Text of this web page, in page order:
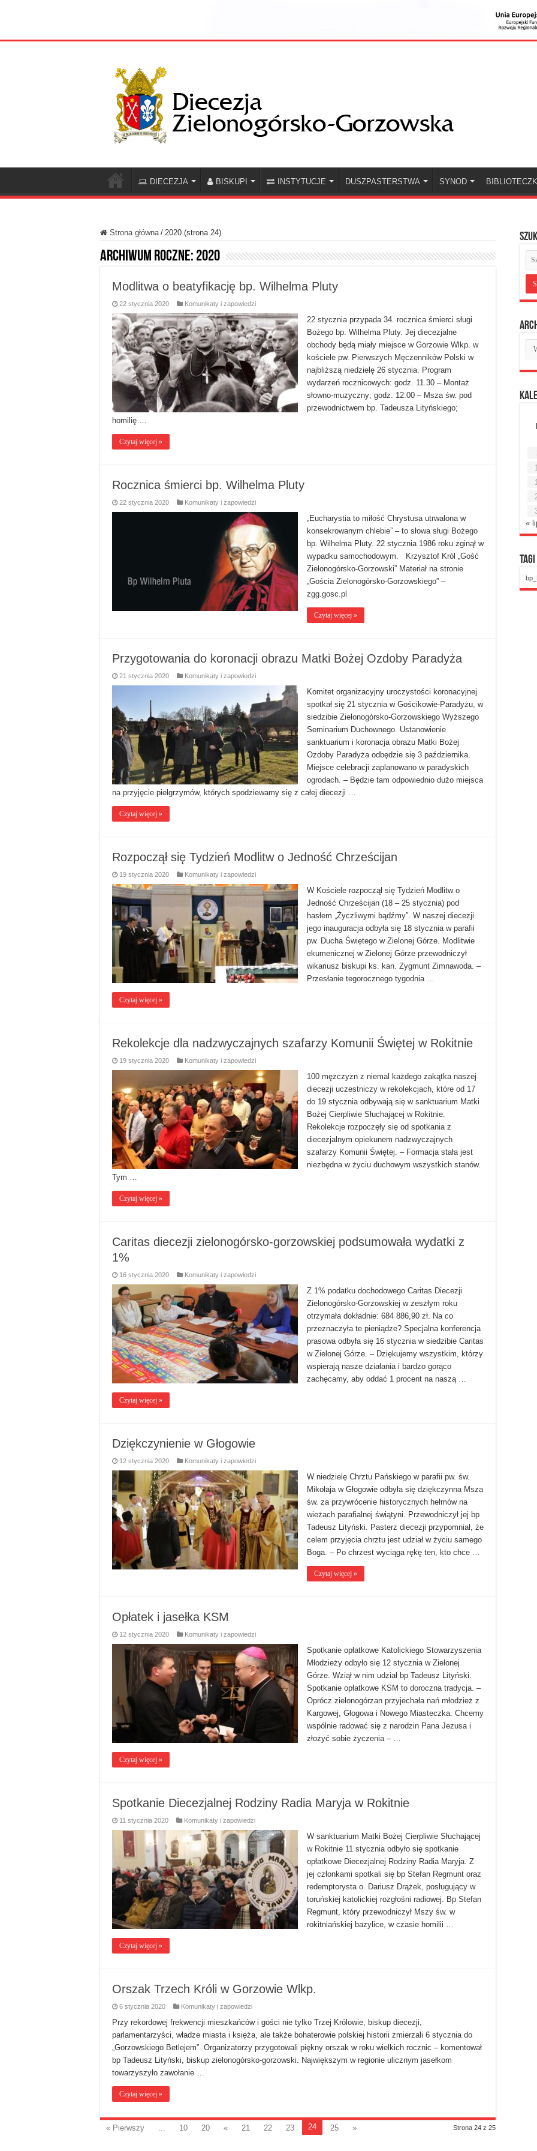
DIECEZJA BISKUPI INSTYTUCJE DUSZPASTERSTWA SYNOD
Strona główna / 2020 (strona 24)
Archiwum roczne: 2020
Modlitwa o beatyfikację bp. Wilhelma Pluty
22 stycznia 2020 Komunikaty i zapowiedzi
22 stycznia przypada 34. rocznica śmierci sługi
Bożego bp. Wilhelma Pluty. Jej diecezjalne
obchody będą miały miejsce w Gorzowie Wlkp. w
kościele pw. Pierwszych Męczenników Polski w
najbliższą niedzielę 26 stycznia. Program
wydarzeń rocznicowych: godz. 11.30 – Montaż
słowno-muzyczny; godz. 12.00 – Msza św. pod
przewodnictwem bp. Tadeusza Lityńskiego;
homilię …
Czytaj więcej »
Rocznica śmierci bp. Wilhelma Pluty
22 stycznia 2020 Komunikaty i zapowiedzi
„Eucharystia to miłość Chrystusa utrwalona w
konsekrowanym chlebie” – to słowa sługi Bożego
bp. Wilhelma Pluty. 22 stycznia 1986 roku zginął w
wypadku samochodowym. Krzysztof Król „Gość
Zielonogórsko-Gorzowski” Materiał na stronie
„Gościa Zielonogórsko-Gorzowskiego” –
zgg.gosc.pl
Czytaj więcej »
Przygotowania do koronacji obrazu Matki Bożej Ozdoby Paradyża
21 stycznia 2020 Komunikaty i zapowiedzi
Komitet organizacyjny uroczystości koronacyjnej
spotkał się 21 stycznia w Gościkowie-Paradyżu, w
siedzibie Zielonogórsko-Gorzowskiego Wyższego
Seminarium Duchownego. Ustanowienie
sanktuarium i koronacja obrazu Matki Bożej
Ozdoby Paradyża odbędzie się 3 października.
Miejsce celebracji zaplanowano w paradyskich
ogrodach. – Będzie tam odpowiednio dużo miejsca
na przyjęcie pielgrzymów, których spodziewamy się z całej diecezji …
Czytaj więcej »
Rozpoczął się Tydzień Modlitw o Jedność Chrześcijan
19 stycznia 2020 Komunikaty i zapowiedzi
W Kościele rozpoczął się Tydzień Modlitw o
Jedność Chrześcijan (18 – 25 stycznia) pod
hasłem „Życzliwymi bądźmy”. W naszej diecezji
jego inauguracja odbyła się 18 stycznia w parafii
pw. Ducha Świętego w Zielonej Górze. Modlitwie
ekumenicznej w Zielonej Górze przewodniczył
wikariusz biskupi ks. kan. Zygmunt Zimnawoda. –
Przesłanie tegorocznego tygodnia …
Czytaj więcej »
Rekolekcje dla nadzwyczajnych szafarzy Komunii Świętej w Rokitnie
19 stycznia 2020 Komunikaty i zapowiedzi
100 mężczyzn z niemal każdego zakątka naszej
diecezji uczestniczy w rekolekcjach, które od 17
do 19 stycznia odbywają się w sanktuarium Matki
Bożej Cierpliwie Słuchającej w Rokitnie.
Rekolekcje rozpoczęły się od spotkania z
diecezjalnym opiekunem nadzwyczajnych
szafarzy Komunii Świętej. – Formacja stała jest
niezbędna w życiu duchowym wszystkich stanów.
Tym …
Czytaj więcej »
Caritas diecezji zielonogórsko-gorzowskiej podsumowała wydatki z
1%
16 stycznia 2020 Komunikaty i zapowiedzi
Z 1% podatku dochodowego Caritas Diecezji
Zielonogórsko-Gorzowskiej w zeszłym roku
otrzymała dokładnie: 684 886,90 zł. Na co
przeznaczyła te pieniądze? Specjalna konferencja
prasowa odbyła się 16 stycznia w siedzibie Caritas
w Zielonej Górze. – Dziękujemy wszystkim, którzy
wspierają nasze działania i bardzo gorąco
zachęcamy, aby oddać 1 procent na naszą …
Czytaj więcej »
Dziękczynienie w Głogowie
12 stycznia 2020 Komunikaty i zapowiedzi
W niedzielę Chrztu Pańskiego w parafii pw. św.
Mikołaja w Głogowie odbyła się dziękczynna Msza
św. za przywrócenie historycznych hełmów na
wieżach parafialnej świątyni. Przewodniczył jej bp
Tadeusz Lityński. Pasterz diecezji przypomniał, że
celem przyjęcia chrztu jest udział w życiu samego
Boga. – Po chrzest wyciąga rękę ten, kto chce …
Czytaj więcej »
Opłatek i jasełka KSM
12 stycznia 2020 Komunikaty i zapowiedzi
Spotkanie opłatkowe Katolickiego Stowarzyszenia
Młodzieży odbyło się 12 stycznia w Zielonej
Górze. Wziął w nim udział bp Tadeusz Lityński.
Spotkanie opłatkowe KSM to doroczna tradycja. –
Oprócz zielonogórzan przyjechała nań młodzież z
Kargowej, Głogowa i Nowego Miasteczka. Chcemy
wspólnie radować się z narodzin Pana Jezusa i
złożyć sobie życzenia – …
Czytaj więcej »
Spotkanie Diecezjalnej Rodziny Radia Maryja w Rokitnie
11 stycznia 2020 Komunikaty i zapowiedzi
W sanktuarium Matki Bożej Cierpliwie Słuchającej
w Rokitnie 11 stycznia odbyło się spotkanie
opłatkowe Diecezjalnej Rodziny Radia Maryja. Z
jej członkami spotkali się bp Stefan Regmunt oraz
redemptorysta o. Dariusz Drążek, posługujący w
toruńskiej katolickiej rozgłośni radiowej. Bp Stefan
Regmunt, który przewodniczył Mszy św. w
rokitniańskiej bazylice, w czasie homilii …
Czytaj więcej »
Orszak Trzech Króli w Gorzowie Wlkp.
6 stycznia 2020 Komunikaty i zapowiedzi
Przy rekordowej frekwencji mieszkańców i gości nie tylko Trzej Królowie, biskup diecezji,
parlamentarzyści, władze miasta i księża, ale także bohaterowie polskiej historii zmierzali 6 stycznia do
„Gorzowskiego Betlejem”. Organizatorzy przygotowali piękny orszak w roku wielkich rocznic – komentował
bp Tadeusz Lityński, biskup zielonogórsko-gorzowski. Największym w regionie ulicznym jasełkom
towarzyszyło zawołanie …
Czytaj więcej »
Strona 24 z 25
« Pierwszy ... 10 20 « 21 22 23 24 25 »
«
Tagi